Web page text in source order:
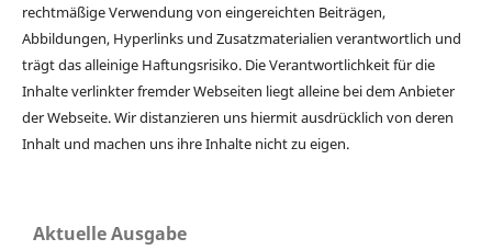
rechtmäßige Verwendung von eingereichten Beiträgen,
Abbildungen, Hyperlinks und Zusatzmaterialien verantwortlich und
trägt das alleinige Haftungsrisiko. Die Verantwortlichkeit für die
Inhalte verlinkter fremder Webseiten liegt alleine bei dem Anbieter
der Webseite. Wir distanzieren uns hiermit ausdrücklich von deren
Inhalt und machen uns ihre Inhalte nicht zu eigen.
Aktuelle Ausgabe